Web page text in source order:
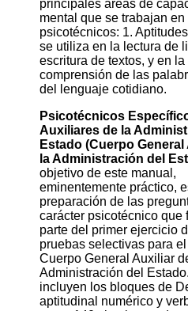
principales áreas de
mental que se trabajan en
psicotécnicos: 1.
se utiliza en la lectura de
escritura de textos, y en la
comprensión de las
del lenguaje cotidiano.
Psicotécnicos
Auxiliares de la
Estado (Cuerpo
la Administración del
objetivo de este manual,
eminentemente práctico,
preparación de las
carácter psicotécnico que
parte del primer ejercicio
pruebas selectivas para el
Cuerpo General Auxiliar
Administración del
incluyen los bloques de
aptitudinal numérico y